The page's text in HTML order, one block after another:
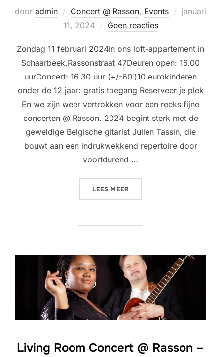
door admin Concert @ Rasson, Events
Geplaatst
januari
11, 2024
Geen reacties
Zondag 11 februari 2024in ons loft-appartement in
Schaarbeek,Rassonstraat 47Deuren open: 16.00
uurConcert: 16.30 uur (+/-60′)10 eurokinderen
onder de 12 jaar: gratis toegang Reserveer je plek
En we zijn weer vertrokken voor een reeks fijne
concerten @ Rasson. 2024 begint sterk met de
geweldige Belgische gitarist Julien Tassin, die
bouwt aan een indrukwekkend repertoire door
voortdurend …
LEES MEER
Living Room Concert @ Rasson –